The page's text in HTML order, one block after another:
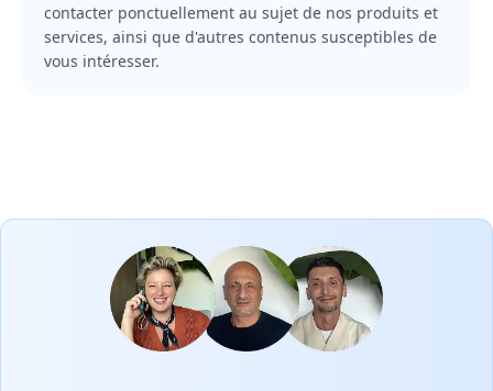
contacter ponctuellement au sujet de nos produits et
services, ainsi que d'autres contenus susceptibles de
vous intéresser.